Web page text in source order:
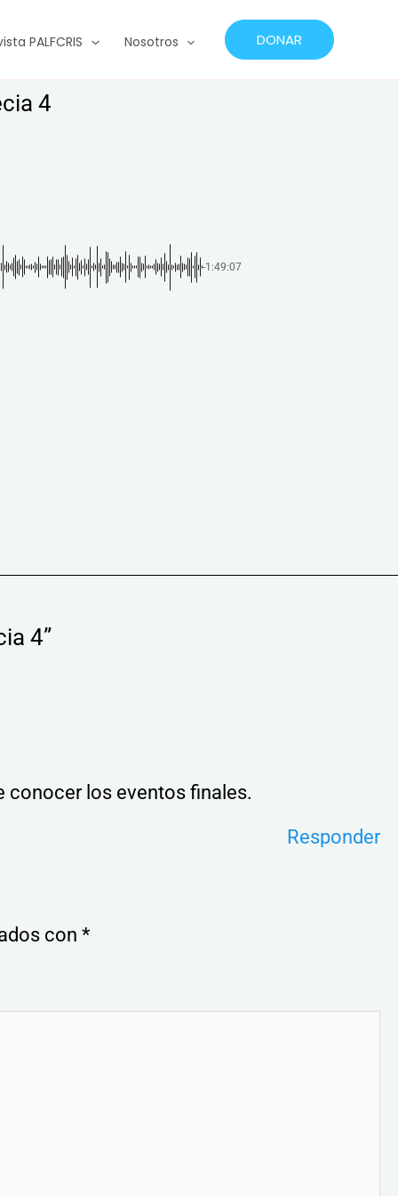
PALFCRIS Nosotros DONAR
4
-1:49:07
4”
conocer los eventos finales.
Responder
con *